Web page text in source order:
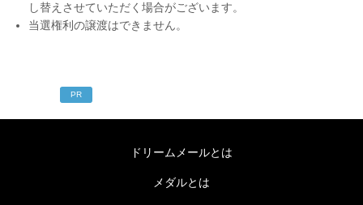
し替えさせていただく場合がございます。
当選権利の譲渡はできません。
PR
ドリームメールとは
メダルとは